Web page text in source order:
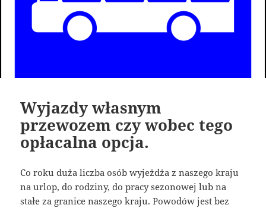
Wyjazdy własnym
przewozem czy wobec tego
opłacalna opcja.
Co roku duża liczba osób wyjeżdża z naszego kraju
na urlop, do rodziny, do pracy sezonowej lub na
stałe za granice naszego kraju. Powodów jest bez